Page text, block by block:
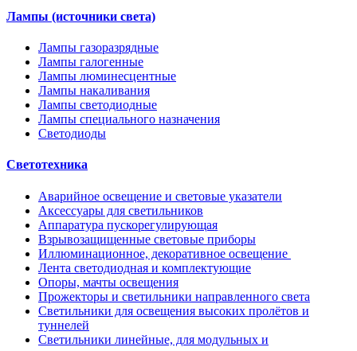
Лампы (источники света)
Лампы газоразрядные
Лампы галогенные
Лампы люминесцентные
Лампы накаливания
Лампы светодиодные
Лампы специального назначения
Светодиоды
Светотехника
Аварийное освещение и световые указатели
Аксессуары для светильников
Аппаратура пускорегулирующая
Взрывозащищенные световые приборы
Иллюминационное, декоративное освещение
Лента светодиодная и комплектующие
Опоры, мачты освещения
Прожекторы и светильники направленного света
Светильники для освещения высоких пролётов и
туннелей
Светильники линейные, для модульных и